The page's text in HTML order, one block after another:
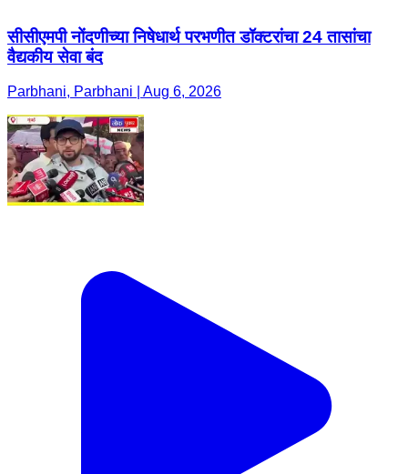
सीसीएमपी नोंदणीच्या निषेधार्थ परभणीत डॉक्टरांचा 24 तासांचा
वैद्यकीय सेवा बंद
Parbhani, Parbhani | Aug 6, 2026